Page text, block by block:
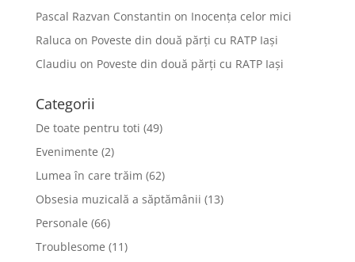
Pascal Razvan Constantin on Inocența celor mici
Raluca on Poveste din două părți cu RATP Iași
Claudiu on Poveste din două părți cu RATP Iași
Categorii
De toate pentru toti (49)
Evenimente (2)
Lumea în care trăim (62)
Obsesia muzicală a săptămânii (13)
Personale (66)
Troublesome (11)